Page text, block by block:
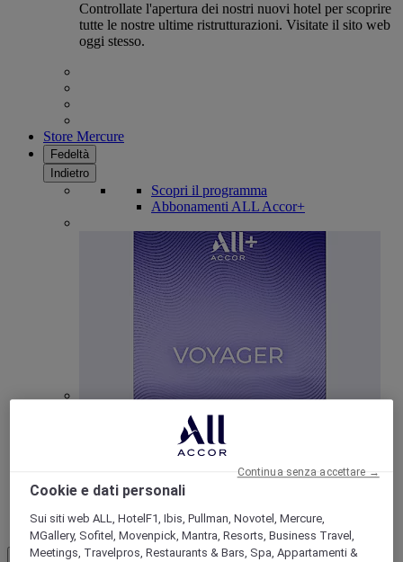
Controllate l'apertura dei nostri nuovi hotel per scoprire
tutte le nostre ultime ristrutturazioni. Visitate il sito web
oggi stesso.
Store Mercure
Fedeltà
Indietro
Scopri il programma
Abbonamenti ALL Accor+
ALL Accor+ Voyager
15% di sconto tutto l'anno
ISCRIVITI SUBITO
Più
Cookie e dati personali
Sui siti web ALL, HotelF1, Ibis, Pullman, Novotel, Mercure,
MGallery, Sofitel, Movenpick, Mantra, Resorts, Business Travel,
Meetings, Travelpros, Restaurants & Bars, Spa, Appartamenti &
Continua senza accettare →